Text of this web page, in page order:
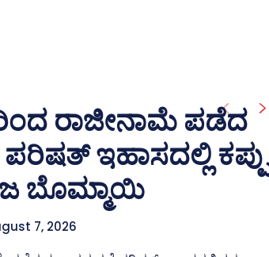
ರಾಜೀನಾಮೆ ಪಡೆದ
ಇಹಾಸದಲ್ಲಿ ಕಪ್ಪು
ಬೊಮ್ಮಾಯಿ
7, 2026